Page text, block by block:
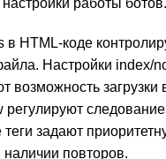
работы ботов.
в HTML-коде
Настройки index/
возможность загрузки
регулируют
теги задают
повторов.